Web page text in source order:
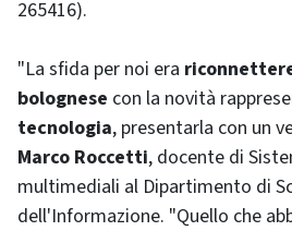
265416).
"La sfida per noi era
bolognese con la novità
tecnologia, presentarla con un
Marco Roccetti, docente di
multimediali al Dipartimento di
dell'Informazione. "Quello che